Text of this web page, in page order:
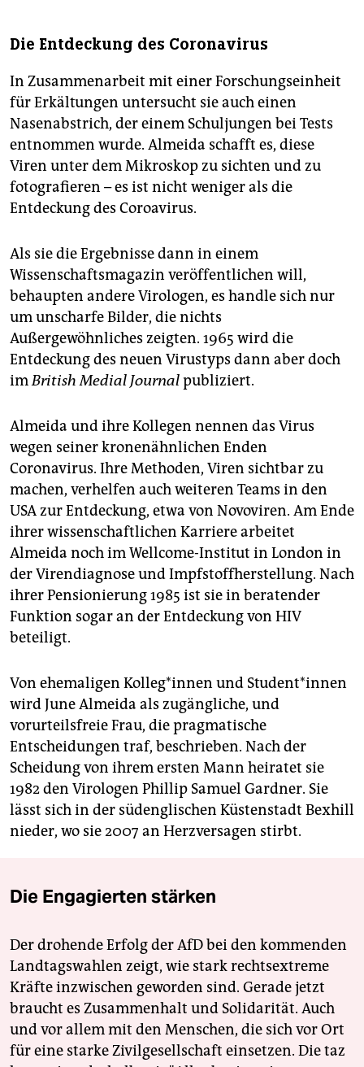
Die Entdeckung des Coronavirus
In Zusammenarbeit mit einer Forschungseinheit
für Erkältungen untersucht sie auch einen
Nasenabstrich, der einem Schuljungen bei Tests
entnommen wurde. Almeida schafft es, diese
Viren unter dem Mikroskop zu sichten und zu
fotografieren – es ist nicht weniger als die
Entdeckung des Coroavirus.
Als sie die Ergebnisse dann in einem
Wissenschaftsmagazin veröffentlichen will,
behaupten andere Virologen, es handle sich nur
um unscharfe Bilder, die nichts
Außergewöhnliches zeigten. 1965 wird die
Entdeckung des neuen Virustyps dann aber doch
imBritish ­Medial Journalpubliziert.
Almeida und ihre Kollegen nennen das Virus
wegen seiner kronenähnlichen Enden
Coronavirus. Ihre Methoden, Viren sichtbar zu
machen, verhelfen auch weiteren Teams in den
USA zur Entdeckung, etwa von Novoviren. Am Ende
ihrer wissenschaftlichen Kar­riere arbeitet
Almeida noch im Wellcome-Institut in London in
der Virendiagnose und Impfstoffherstellung. Nach
ihrer Pensionierung 1985 ist sie in beratender
Funktion sogar an der Entdeckung von HIV
beteiligt.
Von ehemaligen Kolleg*innen und Stu­dent*in­nen
wird June Almeida als zugängliche, und
vorurteilsfreie Frau, die pragmatische
Entscheidungen traf, beschrieben. Nach der
Scheidung von ihrem ersten Mann heiratet sie
1982 den Virologen Phillip Samuel ­Gardner. Sie
lässt sich in der südenglischen Küstenstadt Bexhill
nieder, wo sie 2007 an Herzversagen stirbt.
Die Engagierten stärken
Der drohende Erfolg der AfD bei den kommenden
Landtagswahlen zeigt, wie stark rechtsextreme
Kräfte inzwischen geworden sind. Gerade jetzt
braucht es Zusammenhalt und Solidarität. Auch
und vor allem mit den Menschen, die sich vor Ort
für eine starke Zivilgesellschaft einsetzen. Die taz